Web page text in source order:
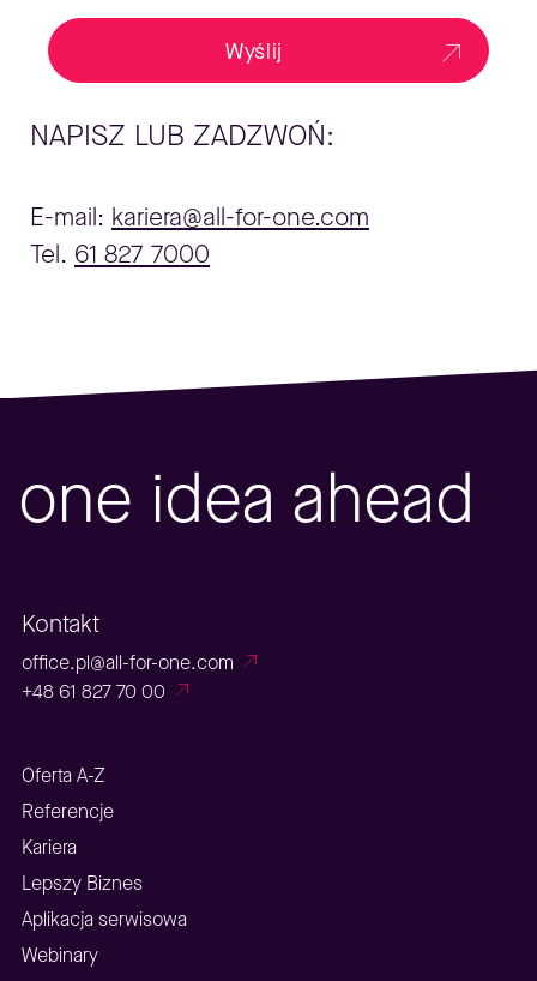
Wyślij
NAPISZ LUB ZADZWOŃ:
E-mail: kariera@all-for-one.com
Tel. 61 827 7000
one idea ahead
Kontakt
office.pl@all-for-one.com
+48 61 827 70 00
Oferta A-Z
Referencje
Kariera
Lepszy Biznes
Aplikacja serwisowa
Webinary